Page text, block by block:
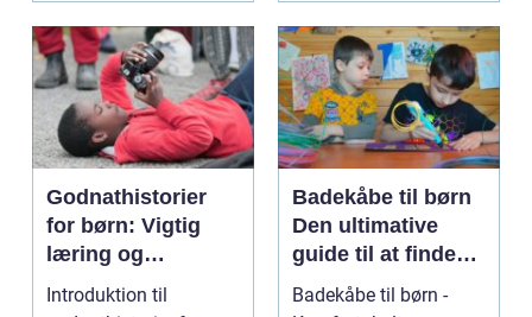
Godnathistorier
for børn: Vigtig
læring og
fantastiske eventyr
før sengetid
Introduktion til
Badekåbe til børn
Den ultimative
guide til at finde
den perfekte
badekåbe
Badekåbe til børn -